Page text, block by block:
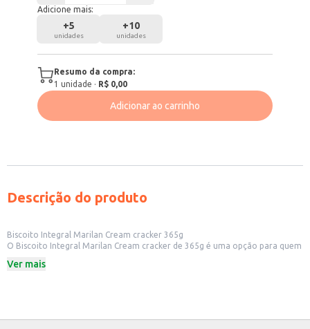
Adicione mais:
+5
unidades
+10
unidades
Resumo da compra:
1 unidade · R$ 0,00
Adicionar ao carrinho
Descrição do produto
Biscoito Integral Marilan Cream cracker 365g
O Biscoito Integral Marilan Cream cracker de 365g é uma opção para quem
procura um produto para consumo próprio, para ter em casa ou para
Uma boa opção para lanches em escolas e escritórios.
Ver mais